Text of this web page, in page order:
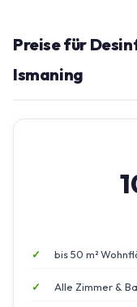
Preise für
Ismaning
bis 50 m²
Alle Zimmer &